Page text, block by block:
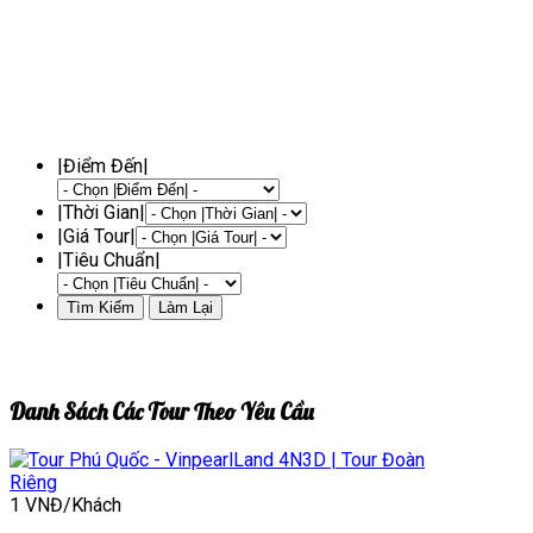
|Điểm Đến|
|Thời Gian|
|Giá Tour|
|Tiêu Chuẩn|
Danh Sách Các Tour Theo Yêu Cầu
1 VNĐ/Khách